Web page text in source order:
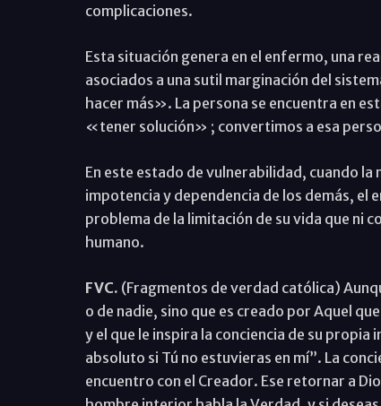
complicaciones.
Esta situación genera en el enfermo, una
asociados a una sutil marginación del
hacer más». La persona se encuentra en
«tener solución» ; convertimos a esa
En este estado de vulnerabilidad, cuando
impotencia y dependencia de los demás,
problema de la limitación de su vida que ni
humano.
FVC. (Fragmentos de verdad católica)
o de nadie, sino que es creado por Aquel
y el que le inspira la conciencia de su
absoluto si Tú no estuvieras en mí”. La
encuentro con el Creador. Ese retornar a